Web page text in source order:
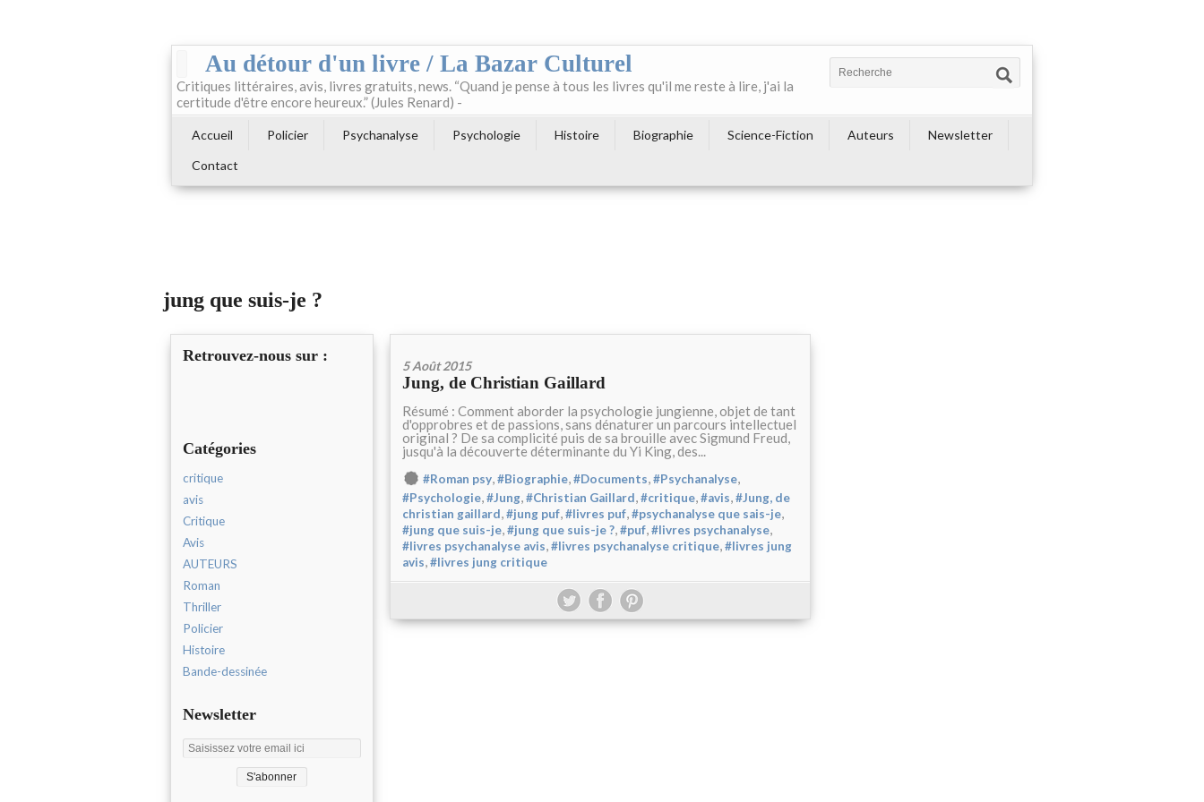
Au détour d'un livre / La Bazar Culturel
Critiques littéraires, avis, livres gratuits, news. “Quand je pense à tous les livres qu'il me reste à lire, j'ai la
certitude d'être encore heureux.” (Jules Renard) -
Accueil Policier Psychanalyse Psychologie Histoire Biographie Science-Fiction Auteurs
Newsletter
Contact
jung que suis-je ?
Retrouvez-nous sur :
Catégories
critique
avis
Critique
Avis
AUTEURS
Roman
Thriller
Policier
Histoire
Bande-dessinée
Newsletter
5 Août 2015
Jung, de Christian Gaillard
Résumé : Comment aborder la psychologie jungienne, objet de tant
d'opprobres et de passions, sans dénaturer un parcours intellectuel
original ? De sa complicité puis de sa brouille avec Sigmund Freud,
jusqu'à la découverte déterminante du Yi King, des...
#Roman psy,#Biographie,#Documents,#Psychanalyse,
#Psychologie,#Jung,#Christian Gaillard,#critique,#avis,#Jung, de
christian gaillard,#jung puf,#livres puf,#psychanalyse que sais-je,
#jung que suis-je,#jung que suis-je ?,#puf,#livres psychanalyse,
#livres psychanalyse avis,#livres psychanalyse critique,#livres jung
avis,#livres jung critique